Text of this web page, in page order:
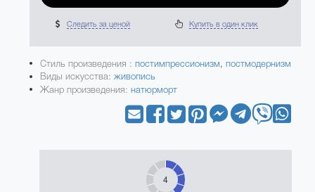
Следить за ценой Купить в один клик
Стиль произведения : постимпрессионизм,постмодернизм
Виды искусства:живопись
Жанр произведения: натюрморт
4